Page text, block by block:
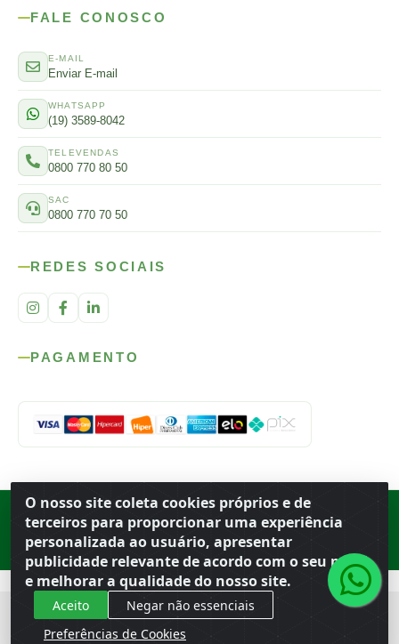
O nosso site coleta cookies próprios e de
terceiros para proporcionar uma experiência
personalizada ao usuário, apresentar
publicidade relevante de acordo com o seu perfil
e melhorar a qualidade do nosso site.
Aceito
Negar não essenciais
Preferências de Cookies
FALE CONOSCO
E-MAIL
Enviar E-mail
WHATSAPP
(19) 3589-8042
TELEVENDAS
0800 770 80 50
SAC
0800 770 70 50
REDES SOCIAIS
PAGAMENTO
Rod. SP-215, s/n, km 98 — Área Rural Porto Ferreira ·BR
· CEP
· CNPJ 56.679.863/0001-91
© 2026 Atacado Ideal